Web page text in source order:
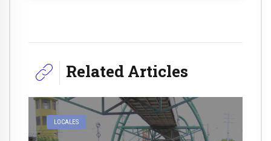
Related Articles
LOCALES